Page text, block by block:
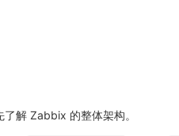
解 Zabbix 的整体架构。